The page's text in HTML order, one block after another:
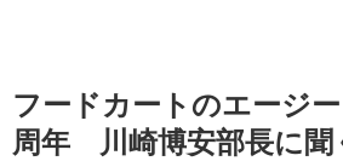
フードカートのエージ
周年 川崎博安部長に聞